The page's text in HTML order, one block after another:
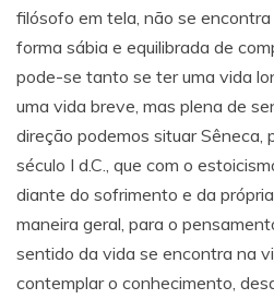
filósofo em tela, não se
forma sábia e equilibrada de
pode-se tanto se ter uma vida
uma vida breve, mas plena de
direção podemos situar Sêneca,
século I d.C., que com o
diante do sofrimento e da
maneira geral, para o
sentido da vida se encontra na
contemplar o conhecimento,